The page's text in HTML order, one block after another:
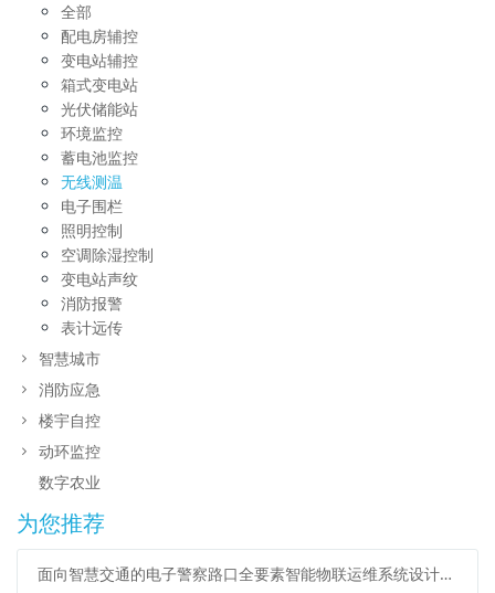
全部
配电房辅控
变电站辅控
箱式变电站
光伏储能站
环境监控
蓄电池监控
无线测温
电子围栏
照明控制
空调除湿控制
变电站声纹
消防报警
表计远传
智慧城市
消防应急
楼宇自控
动环监控
数字农业
为您推荐
面向智慧交通的电子警察路口全要素智能物联运维系统设计方案